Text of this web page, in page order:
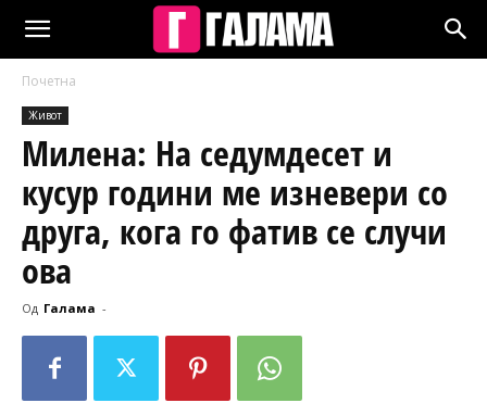
Почетна
Живот
Милена: На седумдесет и
кусур години ме изневери со
друга, кога го фатив се случи
ова
Од Галама -